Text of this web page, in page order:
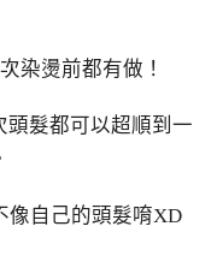
染燙前都有做！
髮都可以超順到一
像自己的頭髮唷XD